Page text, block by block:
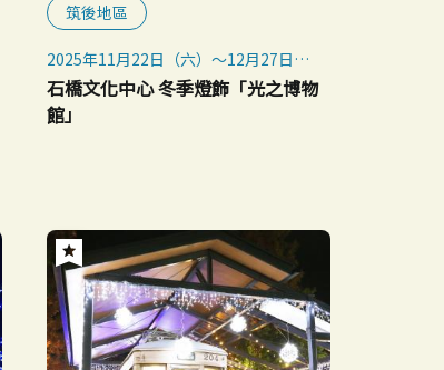
筑後地區
2025年11月22日（六）～12月27日
（六），週一除外
2026年1月3日（六、假日）～1月18
日（日），僅限週五、六、日及假日
石橋文化中心 冬季燈飾「光之博物
館」